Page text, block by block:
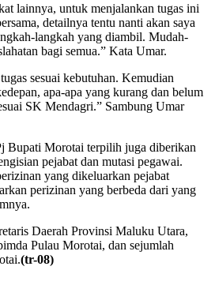
lainnya, untuk menjalankan tugas ini
detailnya tentu nanti akan saya
langkah yang diambil. Mudah-
bagi semua.” Kata Umar.
sesuai kebutuhan. Kemudian
apa-apa yang kurang dan belum
SK Mendagri.” Sambung Umar
Bupati Morotai terpilih juga diberikan
pejabat dan mutasi pegawai.
yang dikeluarkan pejabat
perizinan yang berbeda dari yang
Daerah Provinsi Maluku Utara,
Pulau Morotai, dan sejumlah
(tr-08)